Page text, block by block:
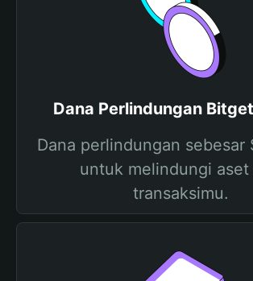
Dana Perlindungan
Dana perlindungan
untuk melindungi aset
transaksimu.